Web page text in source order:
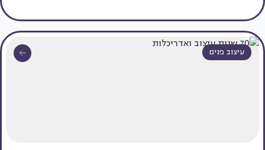
עיצוב פנים